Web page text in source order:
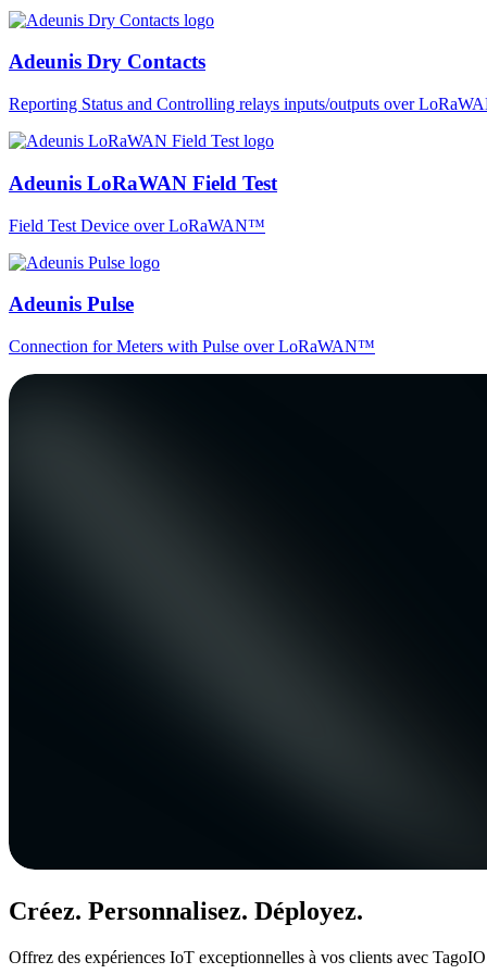
Adeunis Dry Contacts
Reporting Status and Controlling relays inputs/outputs over
Adeunis LoRaWAN Field Test
Field Test Device over LoRaWAN™
Adeunis Pulse
Connection for Meters with Pulse over LoRaWAN™
Créez. Personnalisez. Déployez.
Offrez des expériences IoT exceptionnelles à vos clients avec